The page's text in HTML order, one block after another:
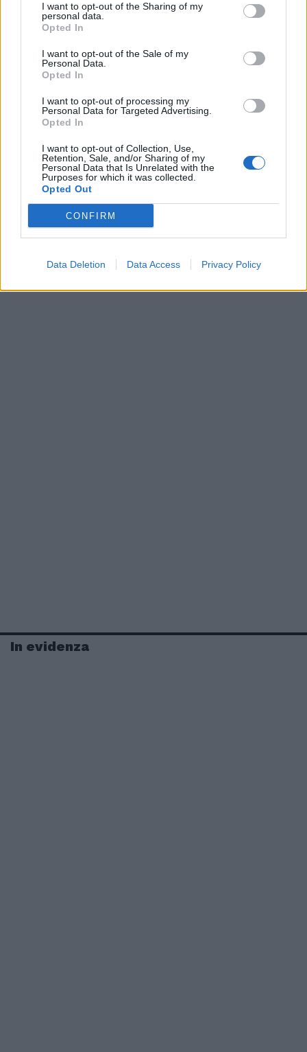
I want to opt-out of the Sharing of my
personal data.
Opted In
I want to opt-out of the Sale of my
Personal Data.
Opted In
I want to opt-out of processing my
Personal Data for Targeted Advertising.
Opted In
I want to opt-out of Collection, Use,
Retention, Sale, and/or Sharing of my
Personal Data that Is Unrelated with the
Purposes for which it was collected.
Opted Out
CONFIRM
Data Deletion Data Access Privacy Policy
In evidenza